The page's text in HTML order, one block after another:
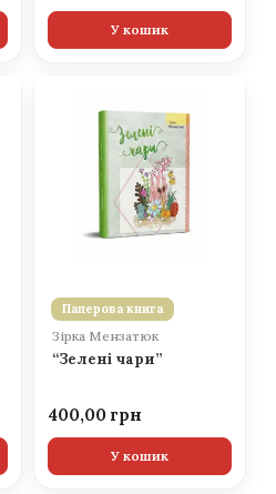
У кошик
Паперова книга
Зірка Мензатюк
“Зелені чари”
400,00
У кошик